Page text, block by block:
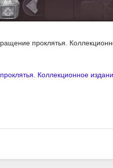
проклятья.
Коллекционное